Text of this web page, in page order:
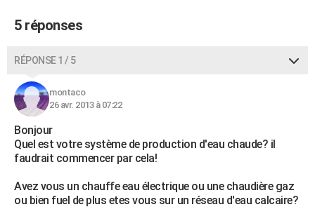
S'inscrire
Se connecter
Lycées
Collèges
Primaires
Universités
Entreprises
Service militaire
Avis de recherche
AVIS DE DÉCÈS
5 réponses
RÉPONSE 1 / 5
montaco
26 avr. 2013 à 07:22
Bonjour
Quel est votre système de production d'eau chaude? il
faudrait commencer par cela!
Avez vous un chauffe eau électrique ou une chaudière gaz
ou bien fuel de plus etes vous sur un réseau d'eau calcaire?